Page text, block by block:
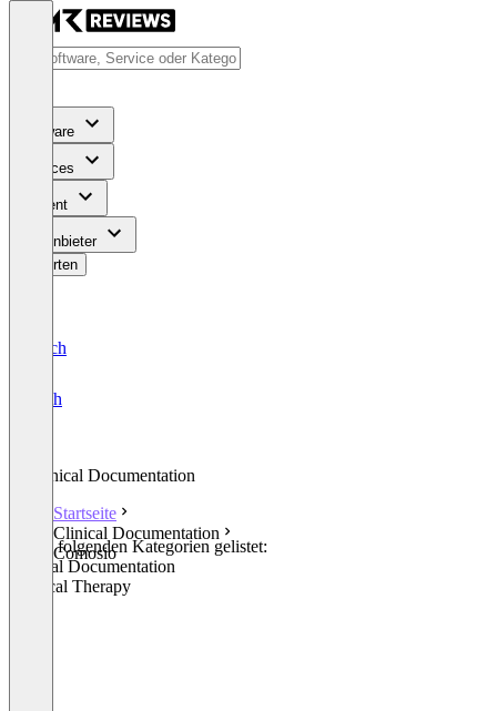
Software
Services
Content
Für Anbieter
Bewerten
Deutsch
English
Clinical Documentation
Startseite
Clinical Documentation
Comosio
In den folgenden Kategorien gelistet:
Clinical Documentation
Physical Therapy